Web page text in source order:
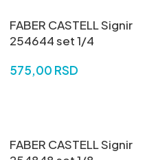
FABER CASTELL Signir
254644 set 1/4
575,00 RSD
FABER CASTELL Signir